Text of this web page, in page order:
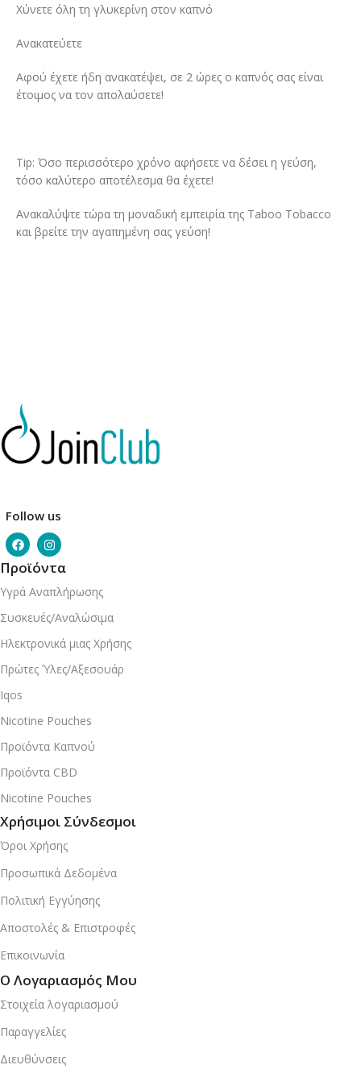
Χύνετε όλη τη γλυκερίνη στον καπνό
Ανακατεύετε
Αφού έχετε ήδη ανακατέψει, σε 2 ώρες ο καπνός σας είναι
έτοιμος να τον απολαύσετε!
Tip: Όσο περισσότερο χρόνο αφήσετε να δέσει η γεύση,
τόσο καλύτερο αποτέλεσμα θα έχετε!
Ανακαλύψτε τώρα τη μοναδική εμπειρία της Taboo Tobacco
και βρείτε την αγαπημένη σας γεύση!
Follow us
Προϊόντα
Υγρά Αναπλήρωσης
Συσκευές/Αναλώσιμα
Ηλεκτρονικά μιας Χρήσης
Πρώτες Ύλες/Αξεσουάρ
Iqos
Nicotine Pouches
Προϊόντα Καπνού
Προϊόντα CBD
Nicotine Pouches
Χρήσιμοι Σύνδεσμοι
Όροι Χρήσης
Προσωπικά Δεδομένα
Πολιτική Εγγύησης
Αποστολές & Επιστροφές
Επικοινωνία
Ο Λογαριασμός Μου
Στοιχεία λογαριασμού
Παραγγελίες
Διευθύνσεις